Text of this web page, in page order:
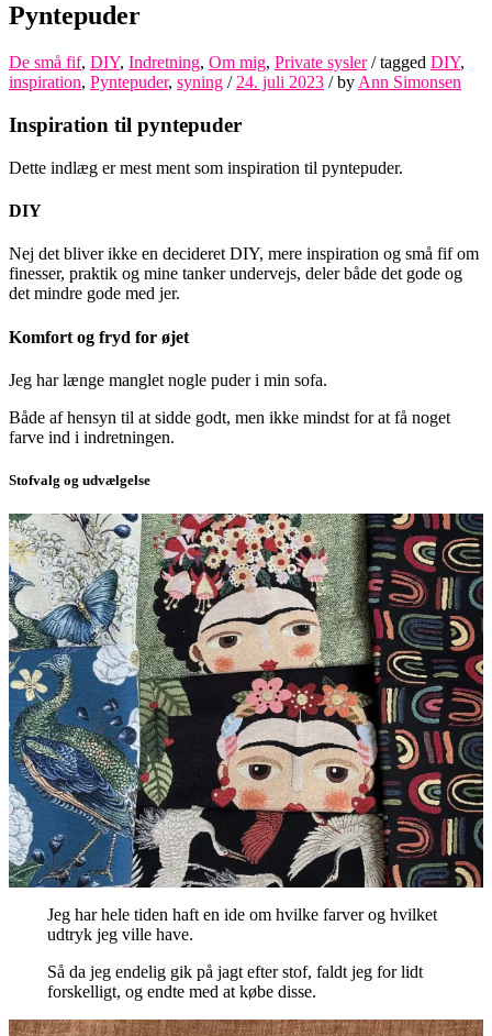
Pyntepuder
De små fif, DIY, Indretning, Om mig, Private sysler/ tagged DIY,
inspiration, Pyntepuder, syning / 24. juli 2023 /by Ann Simonsen
Inspiration til pyntepuder
Dette indlæg er mest ment som inspiration til pyntepuder.
DIY
Nej det bliver ikke en decideret DIY, mere inspiration og små fif om
finesser, praktik og mine tanker undervejs, deler både det gode og
det mindre gode med jer.
Komfort og fryd for øjet
Jeg har længe manglet nogle puder i min sofa.
Både af hensyn til at sidde godt, men ikke mindst for at få noget
farve ind i indretningen.
Stofvalg og udvælgelse
Jeg har hele tiden haft en ide om hvilke farver og hvilket
udtryk jeg ville have.
Så da jeg endelig gik på jagt efter stof, faldt jeg for lidt
forskelligt, og endte med at købe disse.